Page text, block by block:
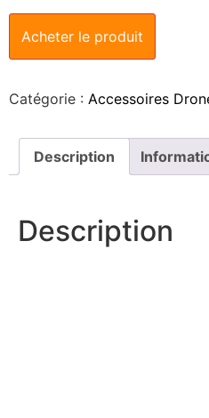
Acheter le produit
Catégorie : Accessoires
Description
Description